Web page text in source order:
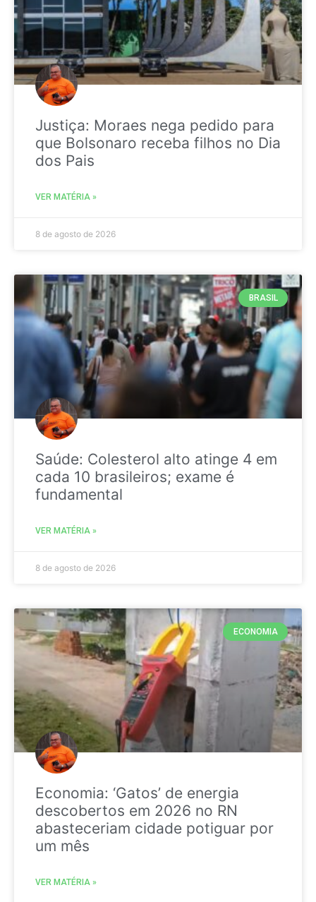
Justiça: Moraes nega pedido para
que Bolsonaro receba filhos no Dia
dos Pais
VER MATÉRIA »
8 de agosto de 2026
BRASIL
Saúde: Colesterol alto atinge 4 em
cada 10 brasileiros; exame é
fundamental
VER MATÉRIA »
8 de agosto de 2026
ECONOMIA
Economia: ‘Gatos’ de energia
descobertos em 2026 no RN
abasteceriam cidade potiguar por
um mês
VER MATÉRIA »